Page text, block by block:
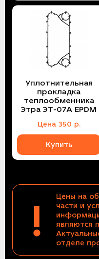
Уплотнительная
прокладка
теплообменника
Этра ЭТ-07A EPDM
Цена 350 р.
Купить
!
Цены на
части и
являются
отделе